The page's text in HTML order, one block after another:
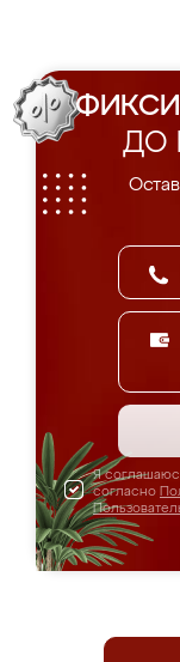
ДО
Я
согласно